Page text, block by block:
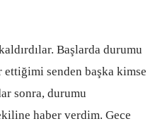
Başlarda durumu
senden başka kimse
sonra, durumu
haber verdim. Gece